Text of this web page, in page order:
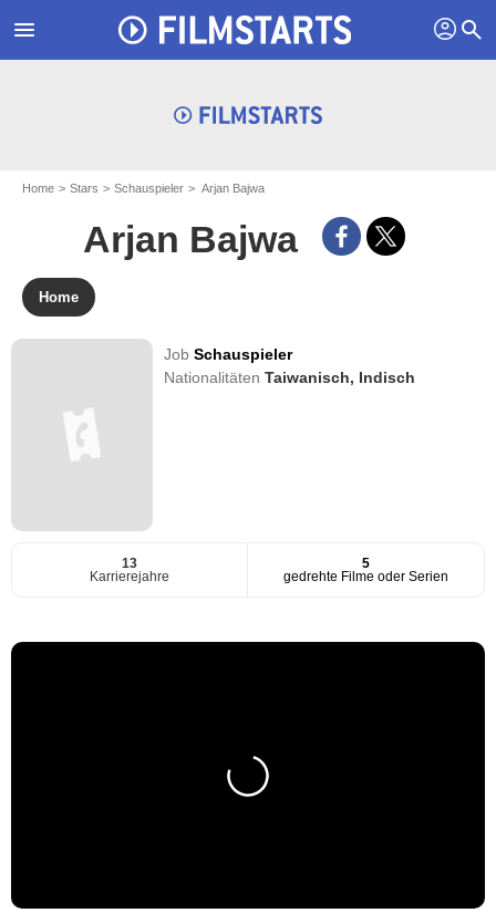
menu profil search
Home Stars Schauspieler Arjan Bajwa
Arjan Bajwa
Home
JobSchauspieler
NationalitätenTaiwanisch, Indisch
13
Karrierejahre
5
gedrehte Filme oder Serien